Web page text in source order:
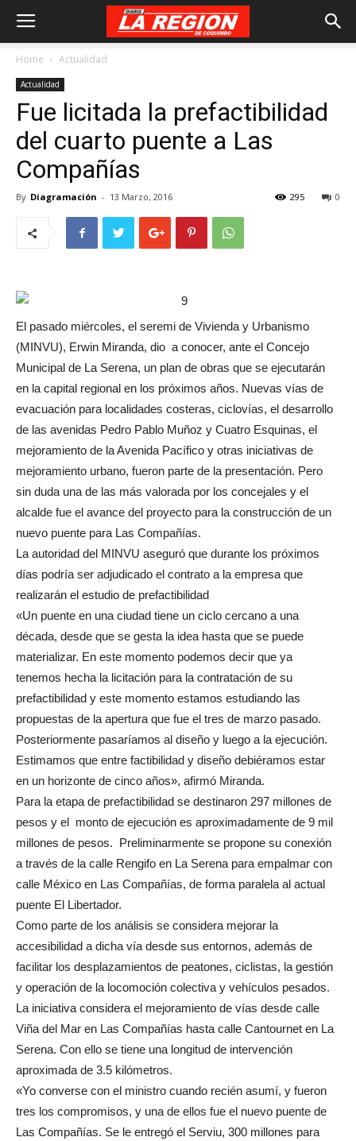
Home Actualidad
Actualidad
Fue licitada la prefactibilidad
del cuarto puente a Las
Compañías
By Diagramación - 13 Marzo, 2016 0
295
El pasado miércoles, el seremi de Vivienda y Urbanismo
(MINVU), Erwin Miranda, dio a conocer, ante el Concejo
Municipal de La Serena, un plan de obras que se ejecutarán
en la capital regional en los próximos años. Nuevas vías de
evacuación para localidades costeras, ciclovías, el desarrollo
de las avenidas Pedro Pablo Muñoz y Cuatro Esquinas, el
mejoramiento de la Avenida Pacífico y otras iniciativas de
mejoramiento urbano, fueron parte de la presentación. Pero
sin duda una de las más valorada por los concejales y el
alcalde fue el avance del proyecto para la construcción de un
nuevo puente para Las Compañías.
La autoridad del MINVU aseguró que durante los próximos
días podría ser adjudicado el contrato a la empresa que
realizarán el estudio de prefactibilidad
«Un puente en una ciudad tiene un ciclo cercano a una
década, desde que se gesta la idea hasta que se puede
materializar. En este momento podemos decir que ya
tenemos hecha la licitación para la contratación de su
prefactibilidad y este momento estamos estudiando las
propuestas de la apertura que fue el tres de marzo pasado.
Posteriormente pasaríamos al diseño y luego a la ejecución.
Estimamos que entre factibilidad y diseño debiéramos estar
en un horizonte de cinco años», afirmó Miranda.
Para la etapa de prefactibilidad se destinaron 297 millones de
pesos y el monto de ejecución es aproximadamente de 9 mil
millones de pesos. Preliminarmente se propone su conexión
a través de la calle Rengifo en La Serena para empalmar con
calle México en Las Compañías, de forma paralela al actual
puente El Libertador.
Como parte de los análisis se considera mejorar la
accesibilidad a dicha vía desde sus entornos, además de
facilitar los desplazamientos de peatones, ciclistas, la gestión
y operación de la locomoción colectiva y vehículos pesados.
La iniciativa considera el mejoramiento de vías desde calle
Viña del Mar en Las Compañías hasta calle Cantournet en La
Serena. Con ello se tiene una longitud de intervención
aproximada de 3.5 kilómetros.
«Yo converse con el ministro cuando recién asumí, y fueron
tres los compromisos, y una de ellos fue el nuevo puente de
Las Compañías. Se le entregó el Serviu, 300 millones para